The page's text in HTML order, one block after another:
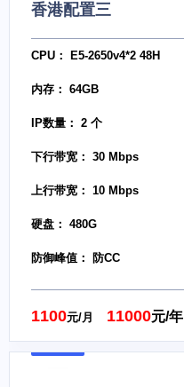
香港配置三
CPU： E5-2650v4*2 48H
内存： 64GB
IP数量： 2 个
下行带宽： 30 Mbps
上行带宽： 10 Mbps
硬盘： 480G
防御峰值： 防CC
1100元/月 11000元/年